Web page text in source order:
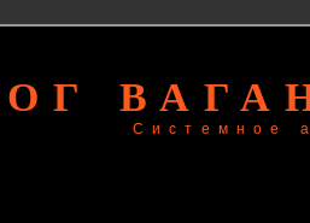
Системное